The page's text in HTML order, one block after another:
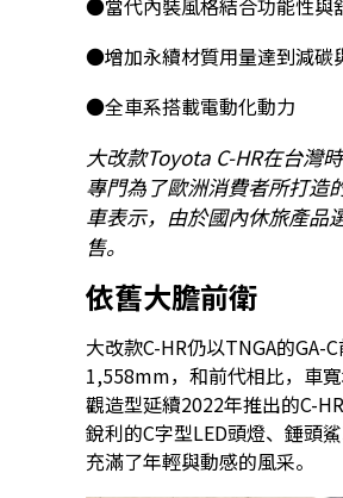
●當代內裝風格結合功能性與
●增加永續材質用量達到減碳
●全車系搭載電動化動力
大改款Toyota C-HR在台灣
專門為了歐洲消費者所打造
車表示，由於國內休旅產品
售。
依舊大膽前衛
大改款C-HR仍以TNGA的GA-
1,558mm，和前代相比，車
觀造型延續2022年推出的C-
銳利的C字型LED頭燈、錘頭
充滿了年輕與動感的風采。